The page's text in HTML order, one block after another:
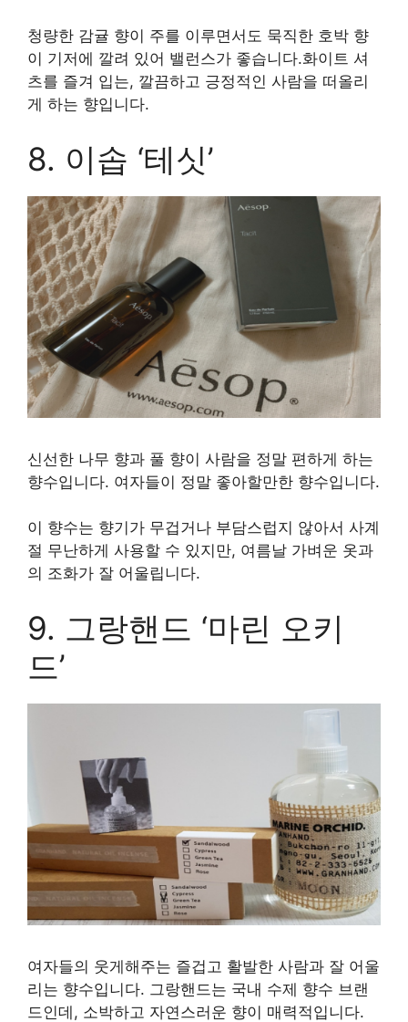
청량한 감귤 향이 주를 이루면서도 묵직한 호박 향
이 기저에 깔려 있어 밸런스가 좋습니다.화이트 셔
츠를 즐겨 입는, 깔끔하고 긍정적인 사람을 떠올리
게 하는 향입니다.
8. 이솝 ‘테싯’
신선한 나무 향과 풀 향이 사람을 정말 편하게 하는
향수입니다. 여자들이 정말 좋아할만한 향수입니다.
이 향수는 향기가 무겁거나 부담스럽지 않아서 사계
절 무난하게 사용할 수 있지만, 여름날 가벼운 옷과
의 조화가 잘 어울립니다.
9. 그랑핸드 ‘마린 오키
드’
여자들의 웃게해주는 즐겁고 활발한 사람과 잘 어울
리는 향수입니다. 그랑핸드는 국내 수제 향수 브랜
드인데, 소박하고 자연스러운 향이 매력적입니다.